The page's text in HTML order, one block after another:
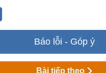
Báo lỗi - Góp ý
Bài tiếp theo